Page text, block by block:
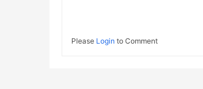
Please Login to Comment